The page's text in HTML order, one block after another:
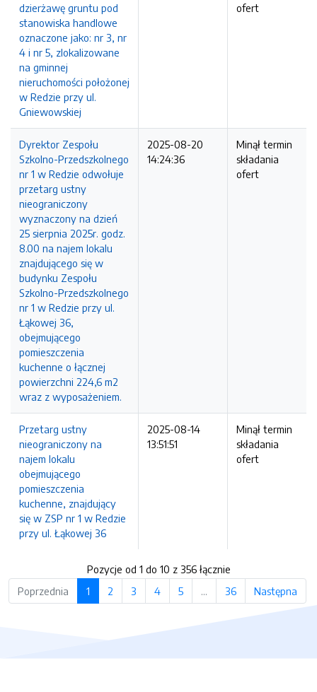
dzierżawę gruntu pod
stanowiska handlowe
oznaczone jako: nr 3, nr
4 i nr 5, zlokalizowane
na gminnej
nieruchomości położonej
w Redzie przy ul.
Gniewowskiej
ofert
Dyrektor Zespołu
Szkolno-Przedszkolnego
nr 1 w Redzie odwołuje
przetarg ustny
nieograniczony
wyznaczony na dzień
25 sierpnia 2025r. godz.
8.00 na najem lokalu
znajdującego się w
budynku Zespołu
Szkolno-Przedszkolnego
nr 1 w Redzie przy ul.
Łąkowej 36,
obejmującego
pomieszczenia
kuchenne o łącznej
powierzchni 224,6 m2
wraz z wyposażeniem.
2025-08-20
14:24:36
Minął termin
składania
ofert
Przetarg ustny
nieograniczony na
najem lokalu
obejmującego
pomieszczenia
kuchenne, znajdujący
się w ZSP nr 1 w Redzie
przy ul. Łąkowej 36
2025-08-14
13:51:51
Minął termin
składania
ofert
Pozycje od 1 do 10 z 356 łącznie
Poprzednia
1 2 3 4 5 … 36 Następna